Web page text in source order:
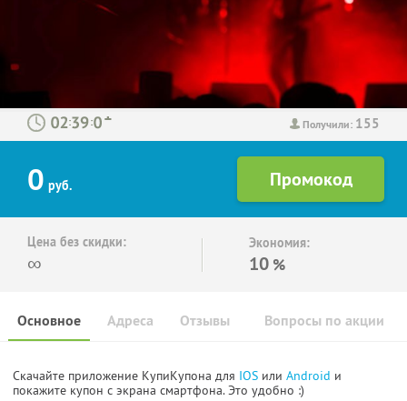
Получили: 155
: :
0 руб.
Цена без скидки:
∞
Экономия:
10 %
Основное Отзывы Вопросы по акции
Адреса
Скачайте приложение КупиКупона для IOS или Android и
покажите купон с экрана смартфона. Это удобно :)